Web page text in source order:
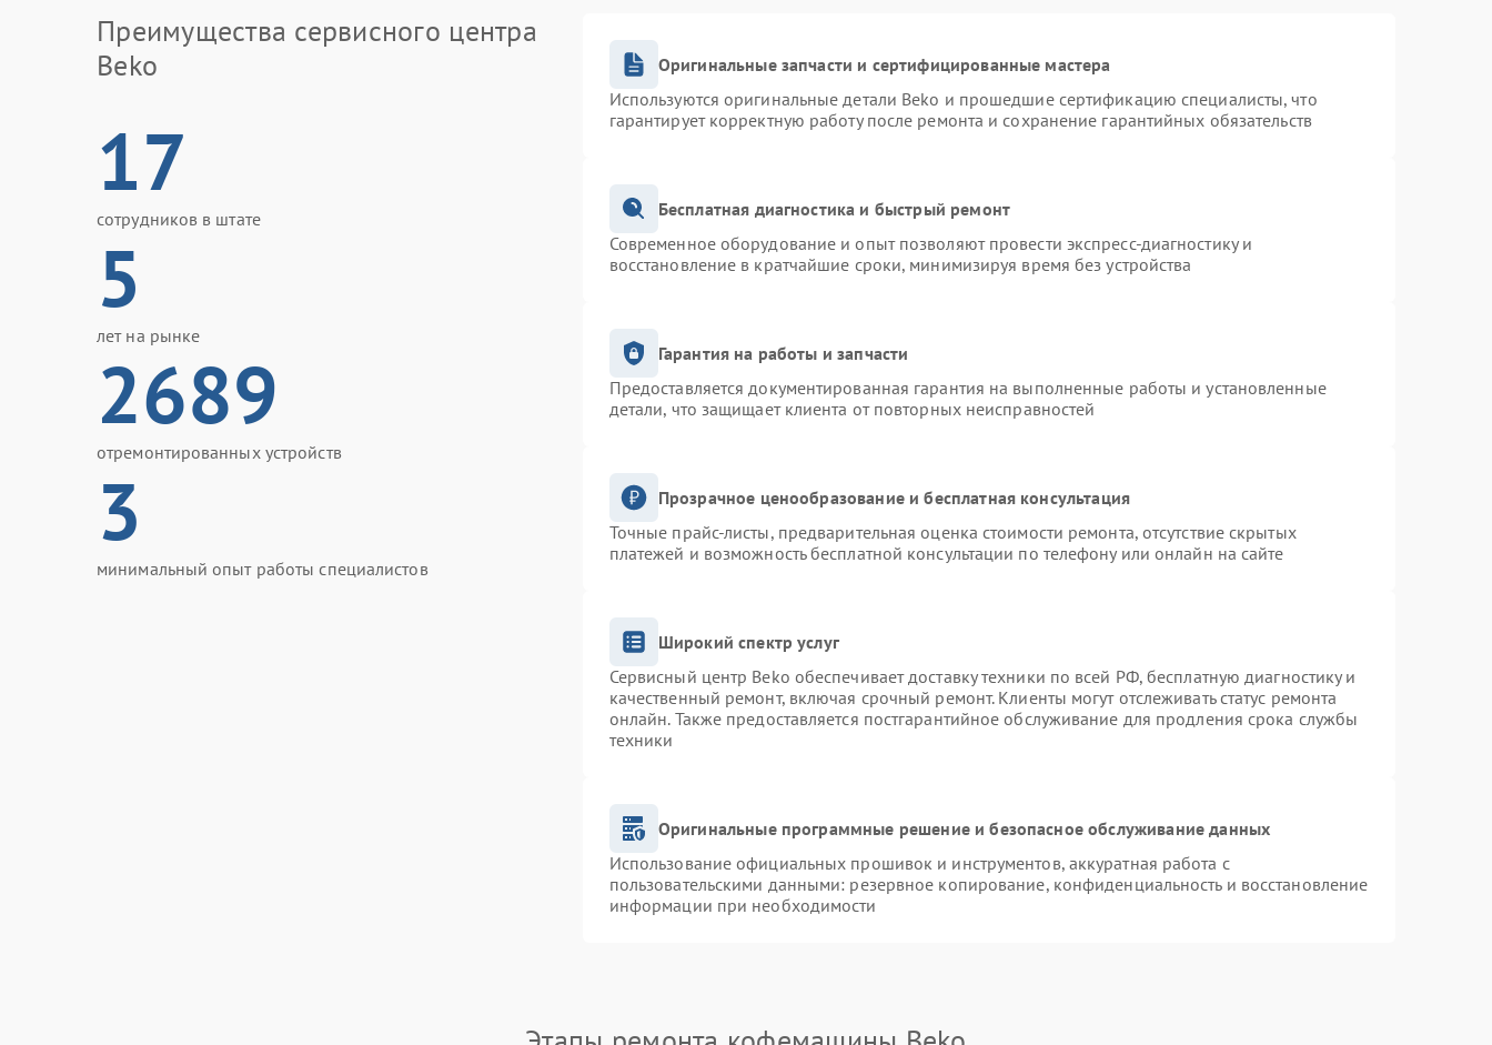
Преимущества сервисного центра
Beko
17
сотрудников в штате
5
лет на рынке
2689
отремонтированных устройств
3
минимальный опыт работы специалистов
Оригинальные запчасти и сертифицированные мастера
Используются оригинальные детали Beko и прошедшие сертификацию специалисты, что
гарантирует корректную работу после ремонта и сохранение гарантийных обязательств
Бесплатная диагностика и быстрый ремонт
Современное оборудование и опыт позволяют провести экспресс-диагностику и
восстановление в кратчайшие сроки, минимизируя время без устройства
Гарантия на работы и запчасти
Предоставляется документированная гарантия на выполненные работы и установленные
детали, что защищает клиента от повторных неисправностей
Прозрачное ценообразование и бесплатная консультация
Точные прайс-листы, предварительная оценка стоимости ремонта, отсутствие скрытых
платежей и возможность бесплатной консультации по телефону или онлайн на сайте
Широкий спектр услуг
Сервисный центр Beko обеспечивает доставку техники по всей РФ, бесплатную диагностику и
качественный ремонт, включая срочный ремонт. Клиенты могут отслеживать статус ремонта
онлайн. Также предоставляется постгарантийное обслуживание для продления срока службы
техники
Оригинальные программные решение и безопасное обслуживание данных
Использование официальных прошивок и инструментов, аккуратная работа с
пользовательскими данными: резервное копирование, конфиденциальность и восстановление
информации при необходимости